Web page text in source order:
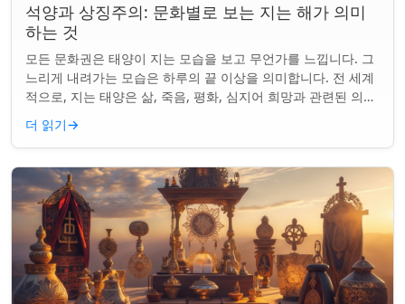
석양과 상징주의: 문화별로 보는 지는 해가 의미
하는 것
모든 문화권은 태양이 지는 모습을 보고 무언가를 느낍니다. 그
느리게 내려가는 모습은 하루의 끝 이상을 의미합니다. 전 세계
적으로, 지는 태양은 삶, 죽음, 평화, 심지어 희망과 관련된 의미
를 갖게 되었습니다. 같은...
더 읽기→